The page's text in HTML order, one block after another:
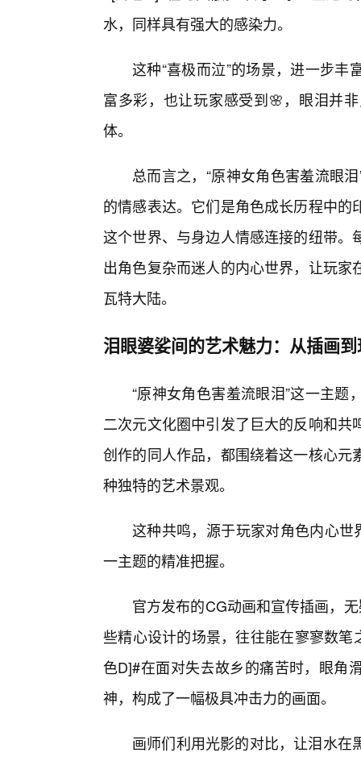
水，同样具有强大的感染力。
这种“喜极而泣”的场景，进一步
富多彩，也让玩家感受到🌸，眼泪并
体。
总而言之，“原神女角色害羞流眼
的情感表达。它们是角色成长历程中
这个世界、与身边人情感连接的纽带
出角色复杂而迷人的内心世界，让玩
瓦特大陆。
泪眼婆娑间的艺术魅力：从插画
“原神女角色害羞流眼泪”这一主
二次元文化圈中引发了巨大的反响和
创作的同人作品，都围绕着这一核心
种独特的艺术景观。
这种共鸣，源于玩家对角色内心世
一主题的精准把握。
官方发布的CG动画和宣传插画，
些精心设计的场景，往往能在寥寥数
色D]#在面对失去故乡的痛苦时，眼角
神，构成了一幅极具冲击力的画面。
画师们利用光影的对比，让泪水